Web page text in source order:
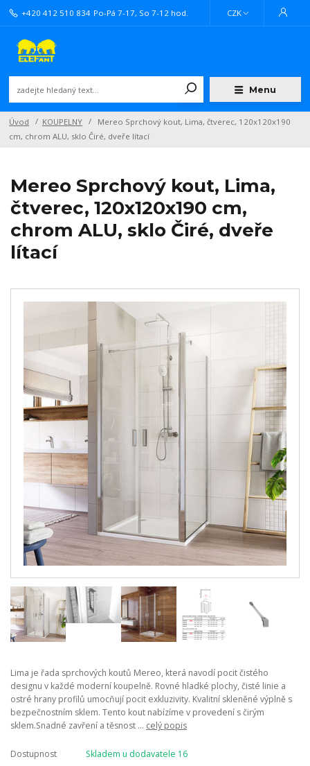
Menu
CZK
+420 412 510 834 Po-Pá 7-17, So 7-12 hod.
Úvod KOUPELNY
Mereo Sprchový kout, Lima, čtverec, 120x120x190
cm, chrom ALU, sklo Čiré, dveře lítací
Mereo Sprchový kout, Lima,
čtverec, 120x120x190 cm,
chrom ALU, sklo Čiré, dveře
lítací
Lima je řada sprchových koutů Mereo, která navodí pocit čistého
designu v každé moderní koupelně. Rovné hladké plochy, čisté linie a
ostré hrany profilů umocňují pocit exkluzivity. Kvalitní skleněné výplně s
bezpečnostním sklem. Tento kout nabízíme v provedení s čirým
sklem.Snadné zavření a těsnost ... celý popis
Dostupnost Skladem u dodavatele 16